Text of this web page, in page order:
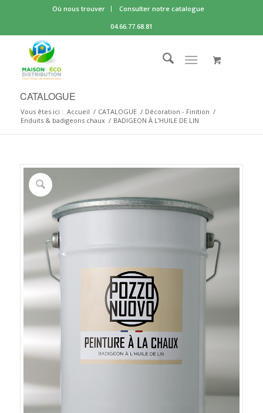
Où nous trouver
Consulter notre catalogue
04.66.77.68.81
CATALOGUE
Vous êtes ici : Accueil / CATALOGUE / Décoration - Finition /
Enduits & badigeons chaux / BADIGEON À L’HUILE DE LIN